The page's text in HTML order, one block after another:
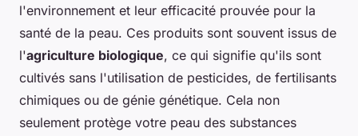
l'environnement et leur efficacité prouvée pour la
santé de la peau. Ces produits sont souvent issus de
l'agriculture biologique, ce qui signifie qu'ils sont
cultivés sans l'utilisation de pesticides, de fertilisants
chimiques ou de génie génétique. Cela non
seulement protège votre peau des substances